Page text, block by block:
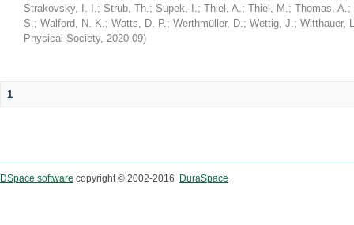
Strakovsky, I. I.; Strub, Th.; Supek, I.; Thiel, A.; Thiel, M.; Thomas, A.;
S.; Walford, N. K.; Watts, D. P.; Werthmüller, D.; Wettig, J.; Witthauer,
Physical Society, 2020-09)
1
DSpace software copyright © 2002-2016 DuraSpace